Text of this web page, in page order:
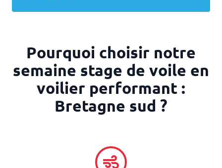
Pourquoi choisir notre
semaine stage de voile en
voilier performant :
Bretagne sud ?